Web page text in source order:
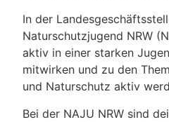
In der
Naturschutzjugend NRW
aktiv in einer starken
mitwirken und zu den
und Naturschutz aktiv
Bei der NAJU NRW sind